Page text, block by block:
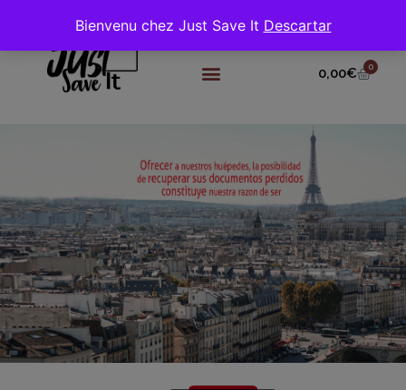
Bienvenu chez Just Save It Descartar
0,00€ 0